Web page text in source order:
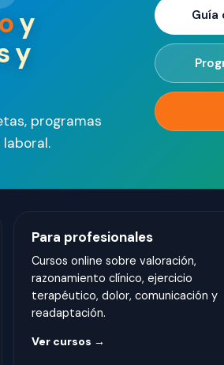
y
y
programas
Para profesionales
Cursos online sobre valoración,
razonamiento clínico, ejercicio
terapéutico, dolor, comunicación y
readaptación.
Ver cursos →